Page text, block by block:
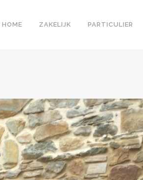
HOME ZAKELIJK PARTICULIER